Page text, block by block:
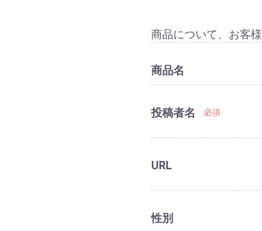
商品について、お客
商品名
投稿者名 必須
URL
性別